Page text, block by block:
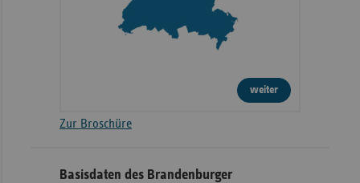
weiter
Zur Broschüre
Basisdaten des Brandenburger